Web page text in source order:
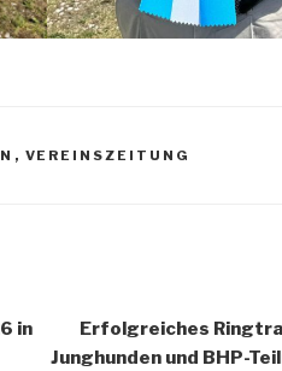
, VEREINSZEITUNG
in
Erfolgreiches
Junghunden und BHP-